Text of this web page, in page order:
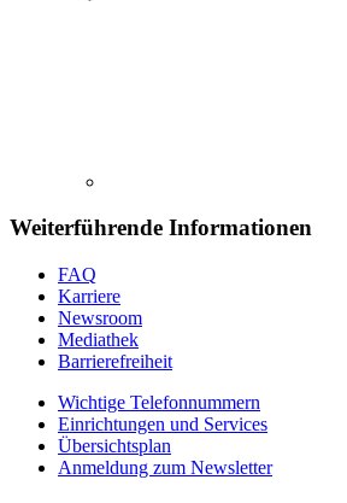
Weiterführende Informationen
FAQ
Karriere
Newsroom
Mediathek
Barrierefreiheit
Wichtige Telefonnummern
Einrichtungen und Services
Übersichtsplan
Anmeldung zum Newsletter